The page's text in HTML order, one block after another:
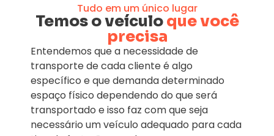
Tudo em um único lugar
Temos o veículoque você
precisa
Entendemos que a necessidade de
transporte de cada cliente é algo
específico e que demanda determinado
espaço físico dependendo do que será
transportado e isso faz com que seja
necessário um veículo adequado para cada